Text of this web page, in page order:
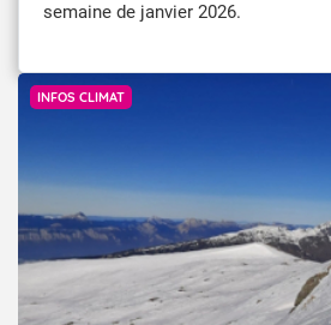
semaine de janvier 2026.
INFOS CLIMAT
Météo-France